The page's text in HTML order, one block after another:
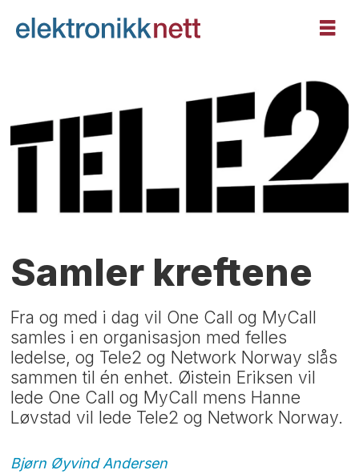
Samler kreftene
Fra og med i dag vil One Call og MyCall
samles i en organisasjon med felles
ledelse, og Tele2 og Network Norway slås
sammen til én enhet. Øistein Eriksen vil
lede One Call og MyCall mens Hanne
Løvstad vil lede Tele2 og Network Norway.
Bjørn Øyvind Andersen